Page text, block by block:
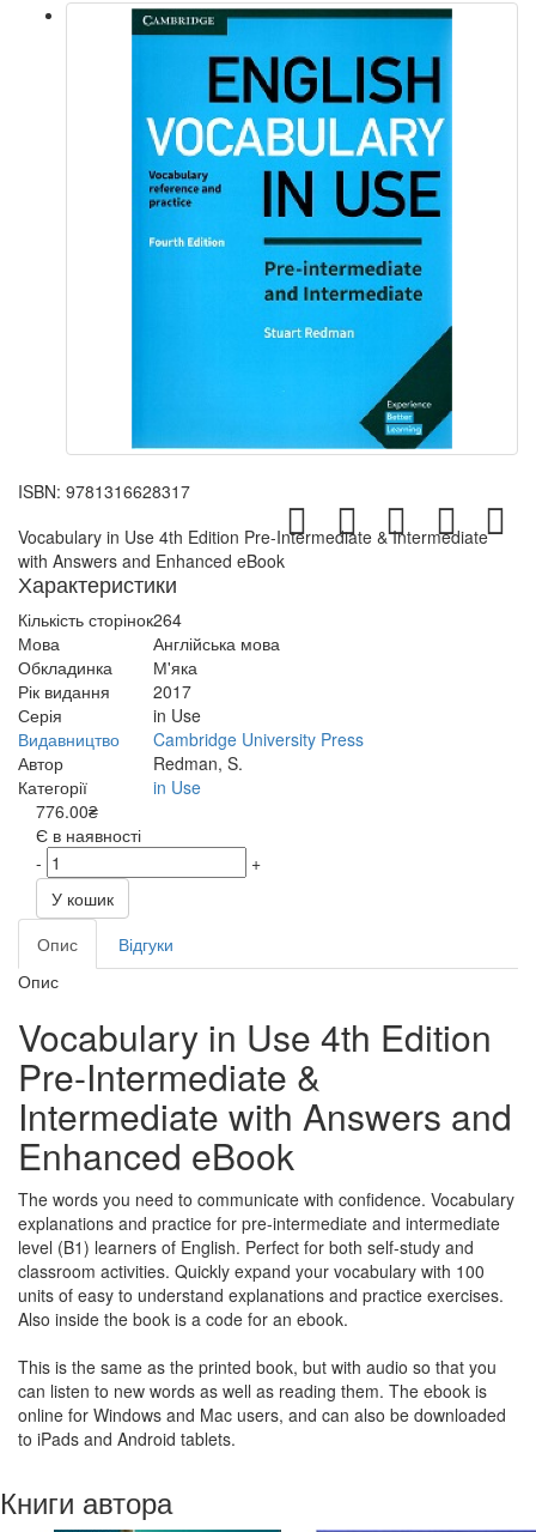
ISBN: 9781316628317
Vocabulary in Use 4th Edition Pre-Intermediate & Intermediate
with Answers and Enhanced eBook
Характеристики
Кількість сторінок264
Мова
Англійська мова
Обкладинка
М'яка
Рік видання
2017
Серія
in Use
Видавництво
Cambridge University Press
Автор
Redman, S.
Категорії
in Use
776.00₴
Є в наявності
-
+
У кошик
Опис
Відгуки
Опис
Vocabulary in Use 4th Edition
Pre-Intermediate &
Intermediate with Answers and
Enhanced eBook
The words you need to communicate with confidence. Vocabulary
explanations and practice for pre-intermediate and intermediate
level (B1) learners of English. Perfect for both self-study and
classroom activities. Quickly expand your vocabulary with 100
units of easy to understand explanations and practice exercises.
Also inside the book is a code for an ebook.
This is the same as the printed book, but with audio so that you
can listen to new words as well as reading them. The ebook is
online for Windows and Mac users, and can also be downloaded
to iPads and Android tablets.
Книги автора